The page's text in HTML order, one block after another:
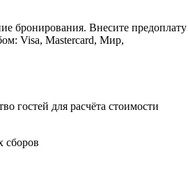
бронирования. Внесите предоплату
Visa, Mastercard, Мир,
гостей для расчёта стоимости
сборов